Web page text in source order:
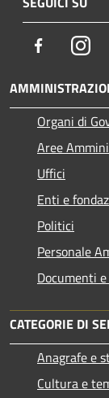
Facebook
Organi di
Aree
Uffici
Enti e
Politici
Personale
Documenti
CATEGORIE DI
Anagrafe e
Cultura e